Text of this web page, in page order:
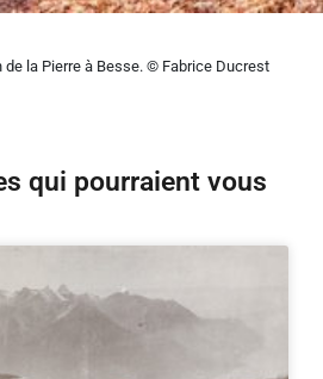
de la Pierre à Besse. © Fabrice Ducrest
qui pourraient vous